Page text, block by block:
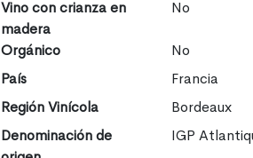
Vino con crianza en
madera
No
Orgánico
No
País
Francia
Región Vinícola
Bordeaux
Denominación de
IGP